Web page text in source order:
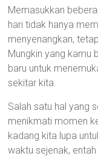
Memasukkan
hari tidak hanya
menyenangkan,
Mungkin yang kamu
baru untuk
sekitar kita.
Salah satu hal yang
menikmati momen
kadang kita lupa
waktu sejenak,